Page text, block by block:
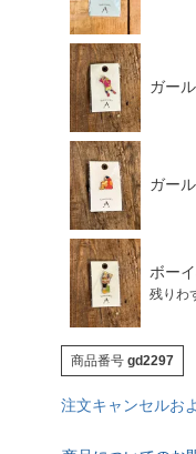
ガー
ガー
ボー
残りわ
商品番号 gd2297
注文キャンセルお